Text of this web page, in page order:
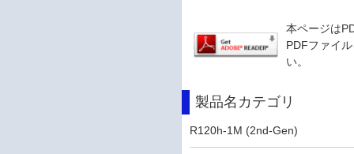
本ページは
PDFファイ
い。
製品名カテゴリ
R120h-1M (2nd-Gen)